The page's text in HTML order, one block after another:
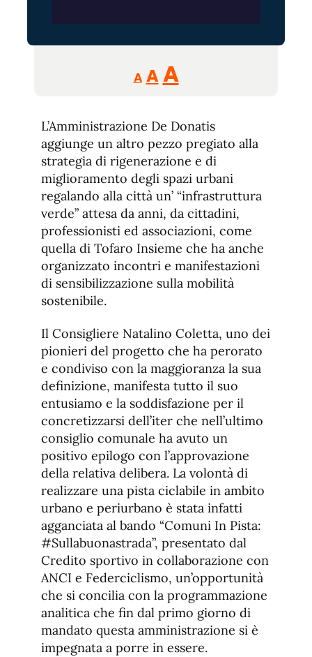
A
Reducir
tamaño
A Restablecer
de
fuente
AAumentar
de
fuente.
L’Amministrazione De Donatis
aggiunge un altro pezzo pregiato alla
strategia di rigenerazione e di
miglioramento degli spazi urbani
regalando alla città un’ “infrastruttura
verde” attesa da anni, da cittadini,
professionisti ed associazioni, come
quella di Tofaro Insieme che ha anche
organizzato incontri e manifestazioni
di sensibilizzazione sulla mobilità
sostenibile.
Il Consigliere Natalino Coletta, uno dei
pionieri del progetto che ha perorato
e condiviso con la maggioranza la sua
definizione, manifesta tutto il suo
entusiamo e la soddisfazione per il
concretizzarsi dell’iter che nell’ultimo
consiglio comunale ha avuto un
positivo epilogo con l’approvazione
della relativa delibera. La volontà di
realizzare una pista ciclabile in ambito
urbano e periurbano è stata infatti
agganciata al bando “Comuni In Pista:
#Sullabuonastrada”, presentato dal
Credito sportivo in collaborazione con
ANCI e Federciclismo, un’opportunità
che si concilia con la programmazione
analitica che fin dal primo giorno di
mandato questa amministrazione si è
impegnata a porre in essere.